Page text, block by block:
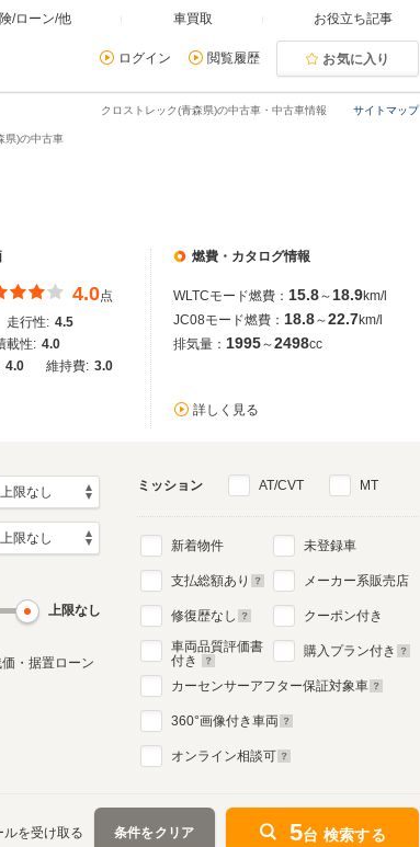
/ローン/他 車買取 お役立ち記事
ログイン 閲覧履歴 お気に入り
サイトマップ
クロストレック(青森県)の中古車・中古車情報
県)の中古車
4.0点
走行性: 4.5
載性: 4.0
4.0 維持費: 3.0
燃費・カタログ情報
WLTCモード燃費： 15.8～ 18.9km/l
JC08モード燃費： 18.8～22.7km/l
排気量： 1995～2498cc
詳しく見る
上限なし
・据置ローン
ミッション AT/CVT MT
新着物件
支払総額あり
修復歴なし
車両品質評価書
付き
未登録車
メーカー系販売店
クーポン付き
購入プラン付き
カーセンサーアフター保証対象車
360°画像付き車両
オンライン相談可
ルを受け取る 条件をクリア 5台 検索する